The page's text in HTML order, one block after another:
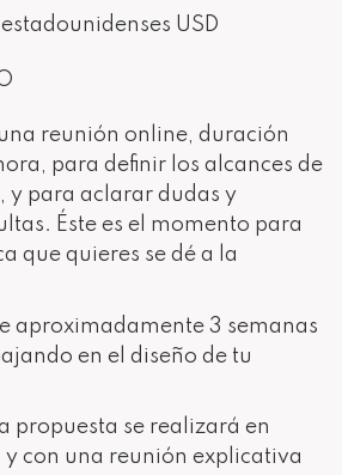
USD
reunión online, duración
para definir los alcances de
y para aclarar dudas y
Éste es el momento para
que quieres se dé a la
aproximadamente 3 semanas
en el diseño de tu
propuesta se realizará en
con una reunión explicativa